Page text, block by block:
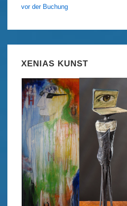
vor der Buchung
XENIAS KUNST